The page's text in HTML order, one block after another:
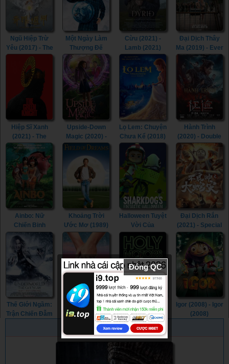
to be Broken
(2018)
Ngũ Hiệp Trừ
Yêu (2017) - The
Thousand
Faces of Dunjia
(2017)
Một Ngày Làm
Thượng Đế
(2003) - Bruce
Almighty (2003)
Cừu (2021) -
Lamb (2021)
Đại Dịch Thây
Ma (2019) - Ever
After (2019)
Hiệp Sĩ Xanh
(2021) - The
Green Knight
(2021)
Upside-Down
Magic (2020) -
Upside-Down
Magic (2020)
Lọ Lem: Chuyện
Chưa Kể (2018)
- Cinderella and
the Secret
Prince (2018)
Hành Trình
(2020) - Double
World (2020)
Ainbo: Nữ
Chiến Binh
Amazon (2021) -
AINBO: Spirit of
the Amazon
(2021)
Khoảng Trời
Ước Mơ (1989)
- Field of
Dreams (1989)
Halloween Tuyệt
Vời Của
Sharkdog
(2021) -
Sharkdog's
Fintastic
Halloween
(2021)
Đại Dịch Rắn
(2021) - Special
Snake Revenge
(2021)
Thế Giới Ngầm:
Trận Chiến Đẫm
Akhirat: Một
Chuyện Tình
(2021) - Akhirat:
A Love Story
(2021)
Phân Thân
(2012) - Holy
Motors (2012)
Igor (2008) - Igor
(2008)
PHIM NGẪU NHIÊN
Đóng QC